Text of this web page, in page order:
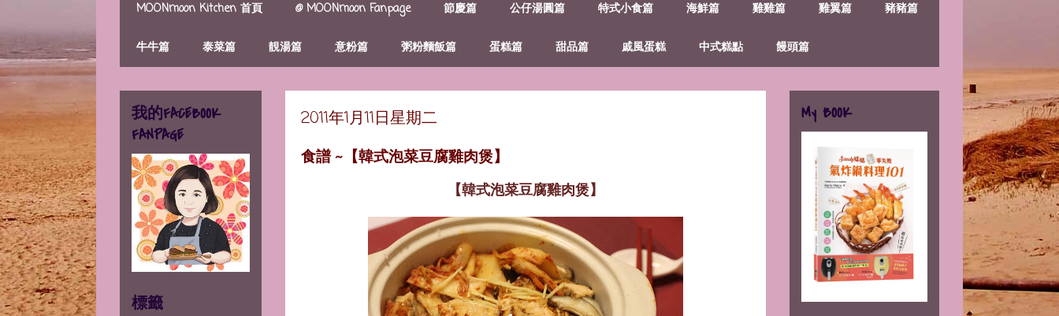
MOONmoon Kitchen 首頁 @ MOONmoon Fanpage 節慶篇 公仔湯圓篇 特式小食篇 海鮮篇 雞雞篇 雞翼篇 豬豬篇
牛牛篇 泰菜篇 靚湯篇 意粉篇 粥粉麵飯篇 蛋糕篇 甜品篇 戚風蛋糕 中式糕點 饅頭篇
2011年1月11日星期二
食譜 ~【韓式泡菜豆腐雞肉煲】
【韓式泡菜豆腐雞肉煲】
我的FACEBOOK
FANPAGE
標籤
My BOOK